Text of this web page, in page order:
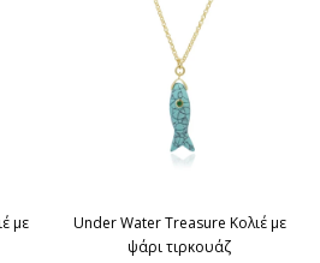
με
Under Water Treasure Κολιέ με
ψάρι τιρκουάζ